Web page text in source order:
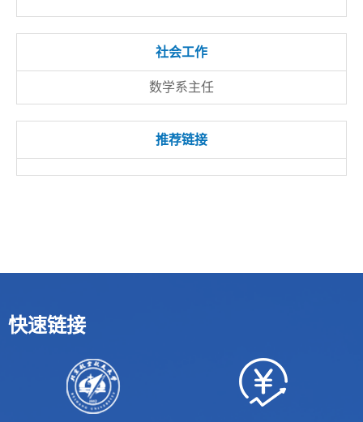
社会工作
数学系主任
推荐链接
快速链接